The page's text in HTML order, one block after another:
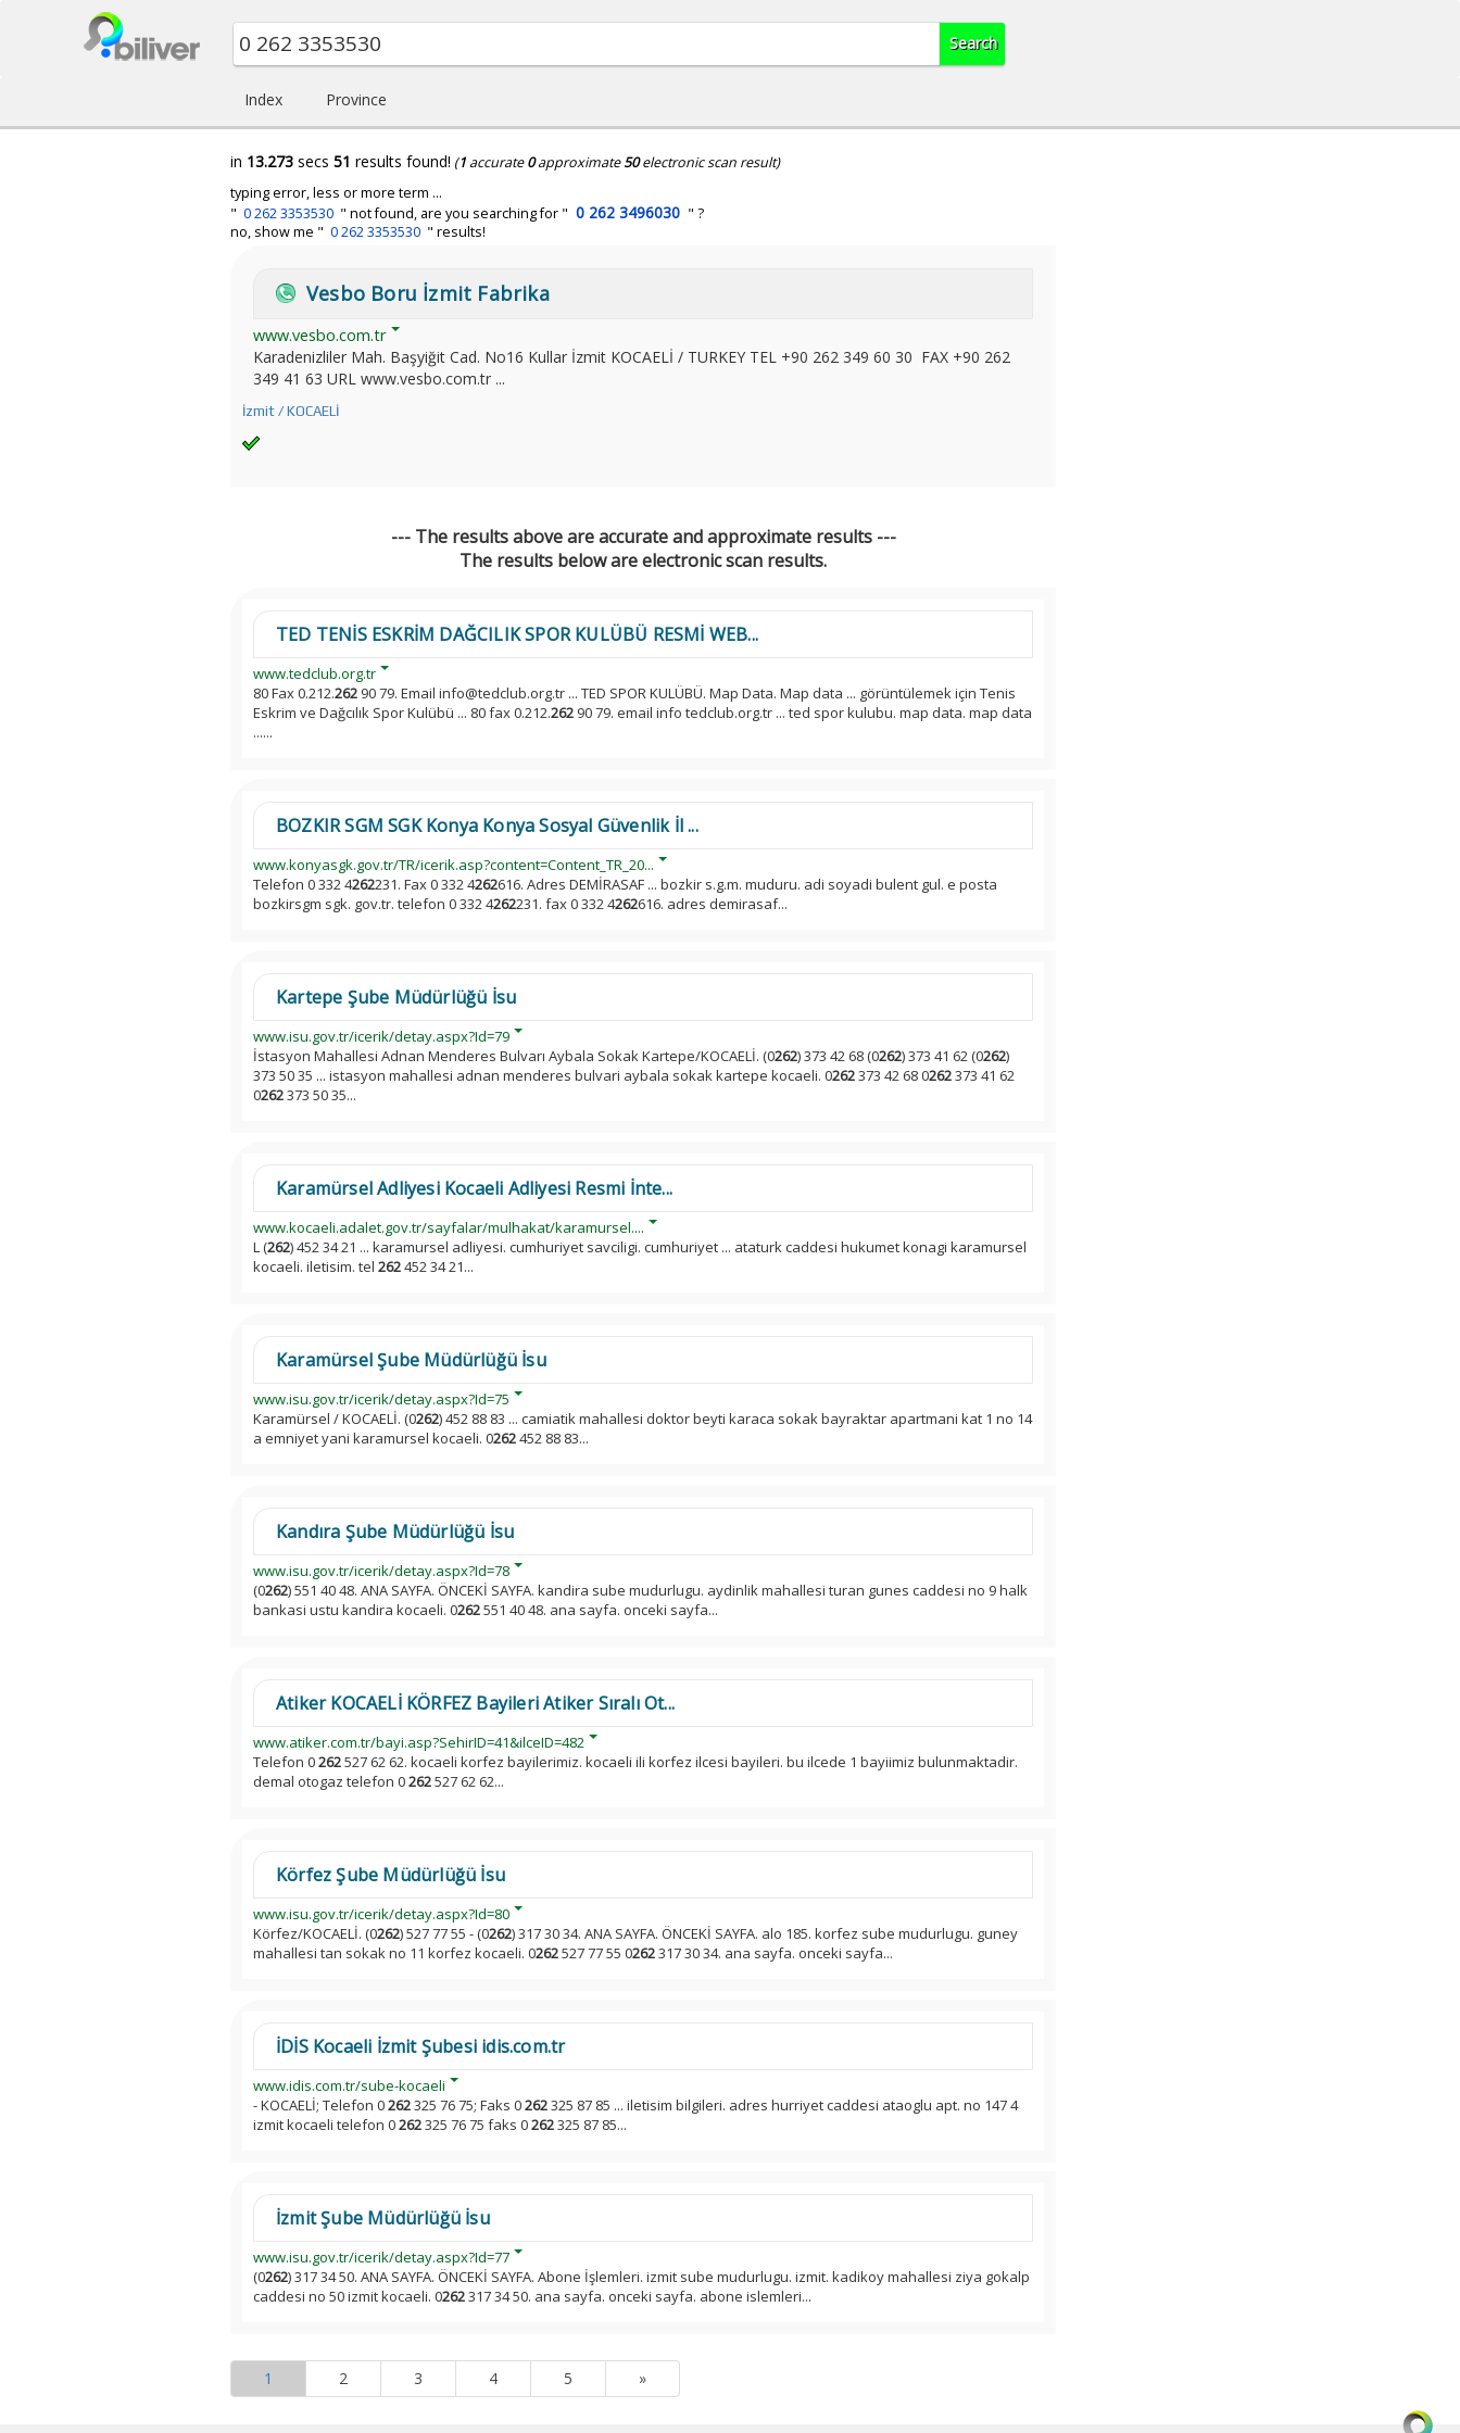
Index Province
in 13.273 secs 51 results found! (1 accurate0approximate50electronic scan result)
typing error, less or more term ...
" 0 262 3353530 " not found, are you searching for " 0 262 3496030 " ?
no, show me " 0 262 3353530 " results!
Vesbo Boru İzmit Fabrika
www.vesbo.com.tr
Karadenizliler Mah. Başyiğit Cad. No16 Kullar İzmit KOCAELİ / TURKEY TEL +90 262 349 60 30 FAX +90 262
349 41 63 URL www.vesbo.com.tr ...
İzmit / KOCAELİ
--- The results above are accurate and approximate results ---
The results below are electronic scan results.
TED TENİS ESKRİM DAĞCILIK SPOR KULÜBÜ RESMİ WEB...
www.tedclub.org.tr
80 Fax 0.212.262 90 79. Email info@tedclub.org.tr ... TED SPOR KULÜBÜ. Map Data. Map data ... görüntülemek için Tenis
Eskrim ve Dağcılık Spor Kulübü ... 80 fax 0.212.262 90 79. email info tedclub.org.tr ... ted spor kulubu. map data. map data
......
BOZKIR SGM SGK Konya Konya Sosyal Güvenlik İl ...
www.konyasgk.gov.tr/TR/icerik.asp?content=Content_TR_20...
Telefon 0 332 4262231. Fax 0 332 4262616. Adres DEMİRASAF ... bozkir s.g.m. muduru. adi soyadi bulent gul. e posta
bozkirsgm sgk. gov.tr. telefon 0 332 4262231. fax 0 332 4262616. adres demirasaf...
Kartepe Şube Müdürlüğü İsu
www.isu.gov.tr/icerik/detay.aspx?Id=79
İstasyon Mahallesi Adnan Menderes Bulvarı Aybala Sokak Kartepe/KOCAELİ. (0262) 373 42 68 (0262) 373 41 62 (0262)
373 50 35 ... istasyon mahallesi adnan menderes bulvari aybala sokak kartepe kocaeli. 0262373 42 68 0262373 41 62
0262373 50 35...
Karamürsel Adliyesi Kocaeli Adliyesi Resmi İnte...
www.kocaeli.adalet.gov.tr/sayfalar/mulhakat/karamursel....
L (262) 452 34 21 ... karamursel adliyesi. cumhuriyet savciligi. cumhuriyet ... ataturk caddesi hukumet konagi karamursel
kocaeli. iletisim. tel 262452 34 21...
Karamürsel Şube Müdürlüğü İsu
www.isu.gov.tr/icerik/detay.aspx?Id=75
Karamürsel / KOCAELİ. (0262) 452 88 83 ... camiatik mahallesi doktor beyti karaca sokak bayraktar apartmani kat 1 no 14
a emniyet yani karamursel kocaeli. 0262452 88 83...
Kandıra Şube Müdürlüğü İsu
www.isu.gov.tr/icerik/detay.aspx?Id=78
(0262) 551 40 48. ANA SAYFA. ÖNCEKİ SAYFA. kandira sube mudurlugu. aydinlik mahallesi turan gunes caddesi no 9 halk
bankasi ustu kandira kocaeli. 0262551 40 48. ana sayfa. onceki sayfa...
Atiker KOCAELİ KÖRFEZ Bayileri Atiker Sıralı Ot...
www.atiker.com.tr/bayi.asp?SehirID=41&ilceID=482
Telefon 0262527 62 62. kocaeli korfez bayilerimiz. kocaeli ili korfez ilcesi bayileri. bu ilcede 1 bayiimiz bulunmaktadir.
demal otogaz telefon 0262527 62 62...
Körfez Şube Müdürlüğü İsu
www.isu.gov.tr/icerik/detay.aspx?Id=80
Körfez/KOCAELİ. (0262) 527 77 55 - (0262) 317 30 34. ANA SAYFA. ÖNCEKİ SAYFA. alo 185. korfez sube mudurlugu. guney
mahallesi tan sokak no 11 korfez kocaeli. 0262527 77 55 0262317 30 34. ana sayfa. onceki sayfa...
İDİS Kocaeli İzmit Şubesi idis.com.tr
www.idis.com.tr/sube-kocaeli
- KOCAELİ; Telefon 0262325 76 75; Faks 0262325 87 85 ... iletisim bilgileri. adres hurriyet caddesi ataoglu apt. no 147 4
izmit kocaeli telefon 0262325 76 75 faks 0262325 87 85...
İzmit Şube Müdürlüğü İsu
www.isu.gov.tr/icerik/detay.aspx?Id=77
(0262) 317 34 50. ANA SAYFA. ÖNCEKİ SAYFA. Abone İşlemleri. izmit sube mudurlugu. izmit. kadikoy mahallesi ziya gokalp
caddesi no 50 izmit kocaeli. 0262317 34 50. ana sayfa. onceki sayfa. abone islemleri...
1 2 3 4 5 »